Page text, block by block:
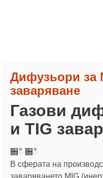
Дифузьори за
заваряване
Газови
и TIG
਍ഀ ਍ഀ
В сферата на
заваряването MIG